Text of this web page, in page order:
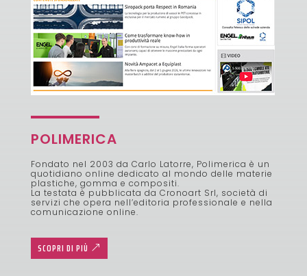
POLIMERICA
Fondato nel 2003 da Carlo Latorre, Polimerica è un
quotidiano online dedicato al mondo delle materie
plastiche, gomma e compositi.
La testata è pubblicata da Cronoart Srl, società di
servizi che opera nell’editoria professionale e nella
comunicazione online.
SCOPRI DI PIÙ